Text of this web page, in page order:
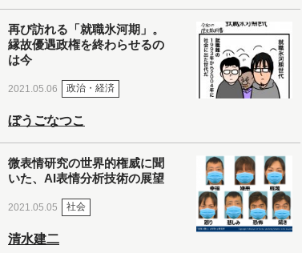
再び訪れる「就職氷河期」。
縁故優遇政権を終わらせるの
は今
2021.05.06 政治・経済
ぼうごなつこ
微表情研究の世界的権威に聞
いた、AI表情分析技術の展望
2021.05.05 社会
清水建二